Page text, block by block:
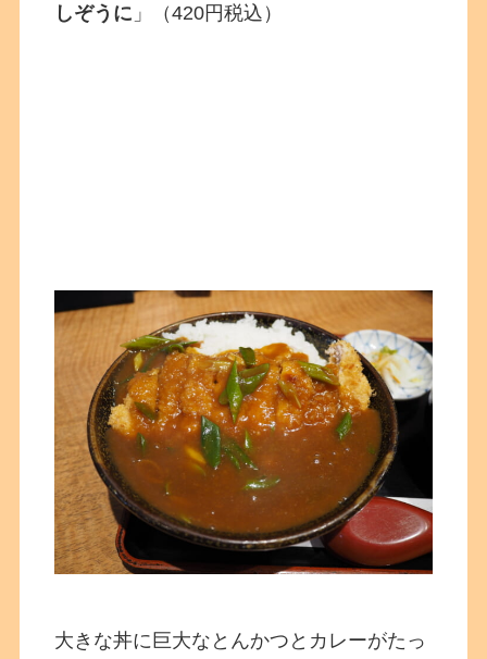
しぞうに 」（420円税込）
大きな丼に巨大なとんかつとカレーがたっ